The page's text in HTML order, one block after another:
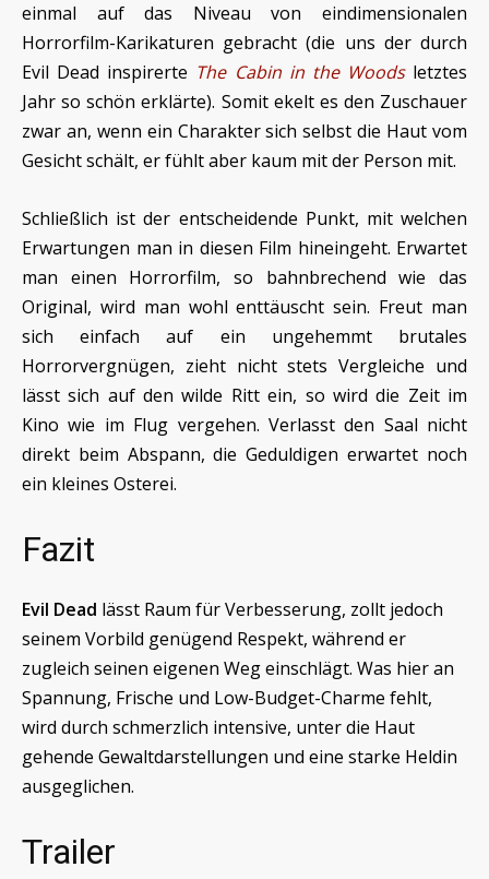
einmal auf das Niveau von eindimensionalen
Horrorfilm-Karikaturen gebracht (die uns der durch
Evil Dead inspirerte The Cabin in the Woodsletztes
Jahr so schön erklärte). Somit ekelt es den Zuschauer
zwar an, wenn ein Charakter sich selbst die Haut vom
Gesicht schält, er fühlt aber kaum mit der Person mit.
Schließlich ist der entscheidende Punkt, mit welchen
Erwartungen man in diesen Film hineingeht. Erwartet
man einen Horrorfilm, so bahnbrechend wie das
Original, wird man wohl enttäuscht sein. Freut man
sich einfach auf ein ungehemmt brutales
Horrorvergnügen, zieht nicht stets Vergleiche und
lässt sich auf den wilde Ritt ein, so wird die Zeit im
Kino wie im Flug vergehen. Verlasst den Saal nicht
direkt beim Abspann, die Geduldigen erwartet noch
ein kleines Osterei.
Fazit
Evil Dead lässt Raum für Verbesserung, zollt jedoch
seinem Vorbild genügend Respekt, während er
zugleich seinen eigenen Weg einschlägt. Was hier an
Spannung, Frische und Low-Budget-Charme fehlt,
wird durch schmerzlich intensive, unter die Haut
gehende Gewaltdarstellungen und eine starke Heldin
ausgeglichen.
Trailer